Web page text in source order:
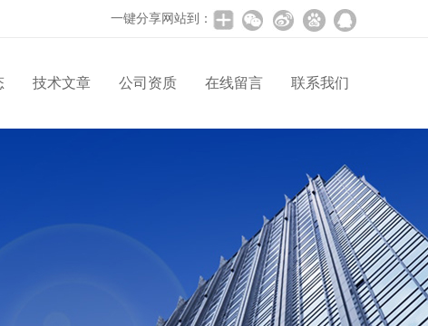
一键分享网站到：
技术文章 公司资质 在线留言 联系我们